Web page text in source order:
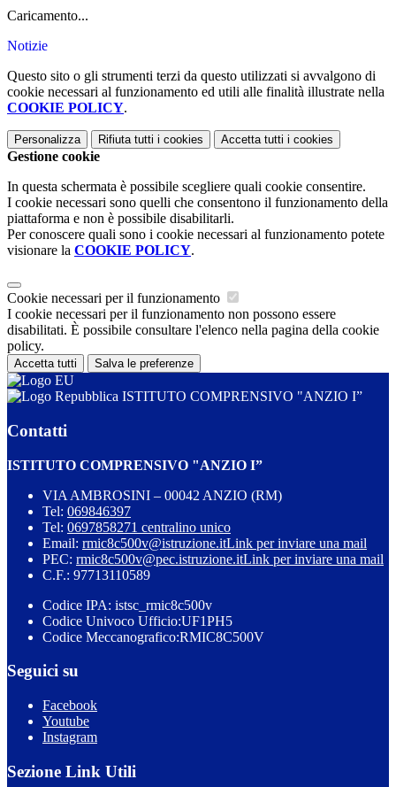
Caricamento...
Notizie
Questo sito o gli strumenti terzi da questo utilizzati si avvalgono di
cookie necessari al funzionamento ed utili alle finalità illustrate nella
COOKIE POLICY.
Personalizza Rifiuta tutti i cookies Accetta tutti i cookies
Gestione cookie
In questa schermata è possibile scegliere quali cookie consentire.
I cookie necessari sono quelli che consentono il funzionamento della
piattaforma e non è possibile disabilitarli.
Per conoscere quali sono i cookie necessari al funzionamento potete
visionare la COOKIE POLICY.
Cookie necessari per il funzionamento
I cookie necessari per il funzionamento non possono essere
disabilitati. È possibile consultare l'elenco nella pagina della cookie
policy.
Accetta tutti Salva le preferenze
ISTITUTO COMPRENSIVO "ANZIO I”
Contatti
ISTITUTO COMPRENSIVO "ANZIO I”
VIA AMBROSINI – 00042 ANZIO (RM)
Tel: 069846397
Tel: 0697858271 centralino unico
Email: rmic8c500v@istruzione.itLink per inviare una mail
PEC: rmic8c500v@pec.istruzione.itLink per inviare una mail
C.F.: 97713110589
Codice IPA: istsc_rmic8c500v
Codice Univoco Ufficio:UF1PH5
Codice Meccanografico:RMIC8C500V
Seguici su
Facebook
Youtube
Instagram
Sezione Link Utili